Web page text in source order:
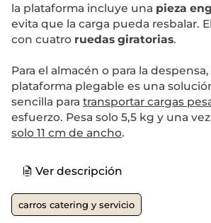
la plataforma incluye una pieza
evita que la carga pueda resbalar.
con cuatro ruedas giratorias.
Para el almacén o para la
plataforma plegable es una
sencilla para transportar cargas
esfuerzo. Pesa solo 5,5 kg y una
solo 11 cm de ancho.
Ver descripción
carros catering y servicio